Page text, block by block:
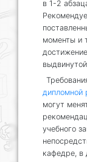
в 1-2
моменты и
дипломной
могут
учебного
кафедре, в